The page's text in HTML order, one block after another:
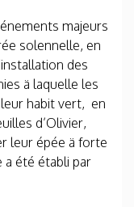
majeurs
solennelle, en
des
ä laquelle les
habit vert, en
d’Olivier,
leur épée ä forte
a été établi par